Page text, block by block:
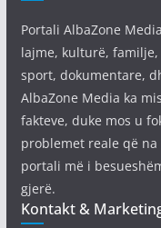
Portali AlbaZone
lajme, kulturë,
sport, dokumentare,
AlbaZone Media ka
fakteve, duke mos u
problemet reale që
portali më i
gjerë.
Kontakt &